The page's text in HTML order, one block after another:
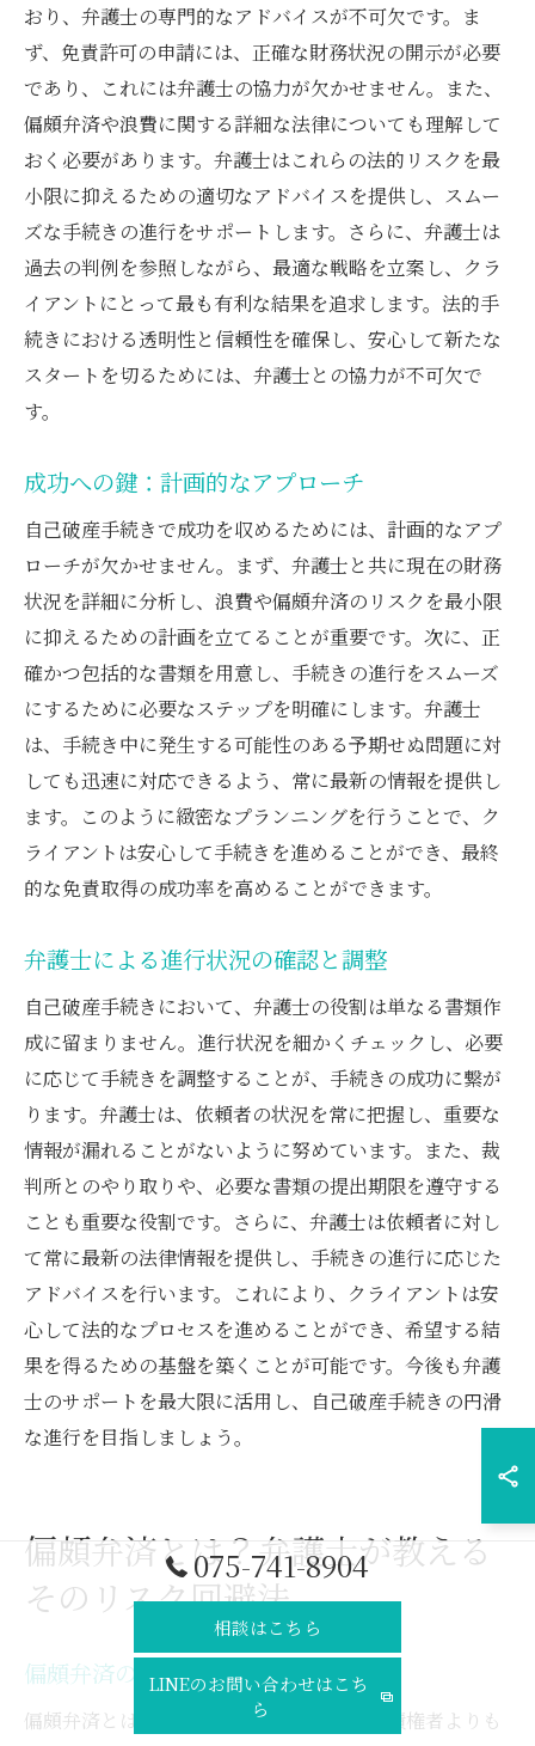
おり、弁護士の専門的なアドバイスが不可欠です。ま
ず、免責許可の申請には、正確な財務状況の開示が必要
であり、これには弁護士の協力が欠かせません。また、
偏頗弁済や浪費に関する詳細な法律についても理解して
おく必要があります。弁護士はこれらの法的リスクを最
小限に抑えるための適切なアドバイスを提供し、スムー
ズな手続きの進行をサポートします。さらに、弁護士は
過去の判例を参照しながら、最適な戦略を立案し、クラ
イアントにとって最も有利な結果を追求します。法的手
続きにおける透明性と信頼性を確保し、安心して新たな
スタートを切るためには、弁護士との協力が不可欠で
す。
成功への鍵：計画的なアプローチ
自己破産手続きで成功を収めるためには、計画的なアプ
ローチが欠かせません。まず、弁護士と共に現在の財務
状況を詳細に分析し、浪費や偏頗弁済のリスクを最小限
に抑えるための計画を立てることが重要です。次に、正
確かつ包括的な書類を用意し、手続きの進行をスムーズ
にするために必要なステップを明確にします。弁護士
は、手続き中に発生する可能性のある予期せぬ問題に対
しても迅速に対応できるよう、常に最新の情報を提供し
ます。このように緻密なプランニングを行うことで、ク
ライアントは安心して手続きを進めることができ、最終
的な免責取得の成功率を高めることができます。
弁護士による進行状況の確認と調整
自己破産手続きにおいて、弁護士の役割は単なる書類作
成に留まりません。進行状況を細かくチェックし、必要
に応じて手続きを調整することが、手続きの成功に繋が
ります。弁護士は、依頼者の状況を常に把握し、重要な
情報が漏れることがないように努めています。また、裁
判所とのやり取りや、必要な書類の提出期限を遵守する
ことも重要な役割です。さらに、弁護士は依頼者に対し
て常に最新の法律情報を提供し、手続きの進行に応じた
アドバイスを行います。これにより、クライアントは安
心して法的なプロセスを進めることができ、希望する結
果を得るための基盤を築くことが可能です。今後も弁護
士のサポートを最大限に活用し、自己破産手続きの円滑
な進行を目指しましょう。
偏頗弁済とは？弁護士が教える
そのリスク回避法
偏頗弁済の基本とその影響
偏頗弁済とは、特定の債権者に対して他の債権者よりも
075-741-8904
相談はこちら
LINEのお問い合わせはこち
ら